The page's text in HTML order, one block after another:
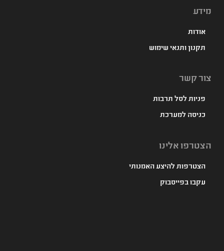
מידע
אודות
תקנון ותנאי שימוש
צור קשר
פניות לסל תרבות
כניסה למערכת
הצטרפו אלינו
הצטרפות להיצע האמנותי
עקבו בפייסבוק